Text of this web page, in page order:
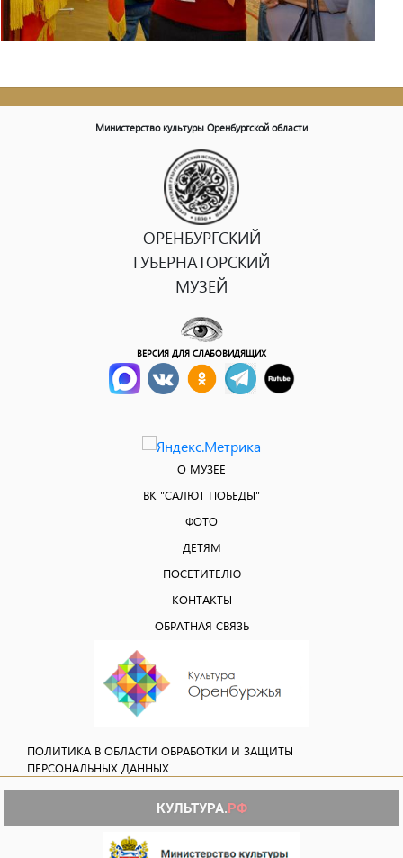
Министерство культуры Оренбургской области
ОРЕНБУРГСКИЙ
ГУБЕРНАТОРСКИЙ
МУЗЕЙ
ВЕРСИЯ ДЛЯ СЛАБОВИДЯЩИХ
О МУЗЕЕ
ВК "САЛЮТ ПОБЕДЫ"
ФОТО
ДЕТЯМ
ПОСЕТИТЕЛЮ
КОНТАКТЫ
ОБРАТНАЯ СВЯЗЬ
ПОЛИТИКА В ОБЛАСТИ ОБРАБОТКИ И ЗАЩИТЫ
ПЕРСОНАЛЬНЫХ ДАННЫХ